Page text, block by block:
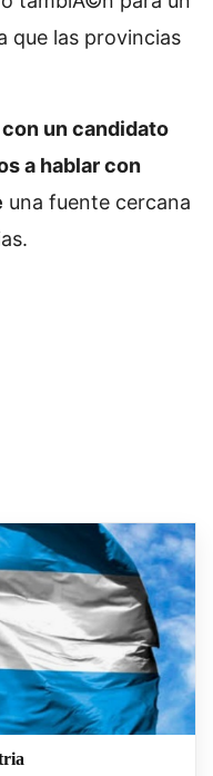
que las provincias
un candidato
a hablar con
una fuente cercana